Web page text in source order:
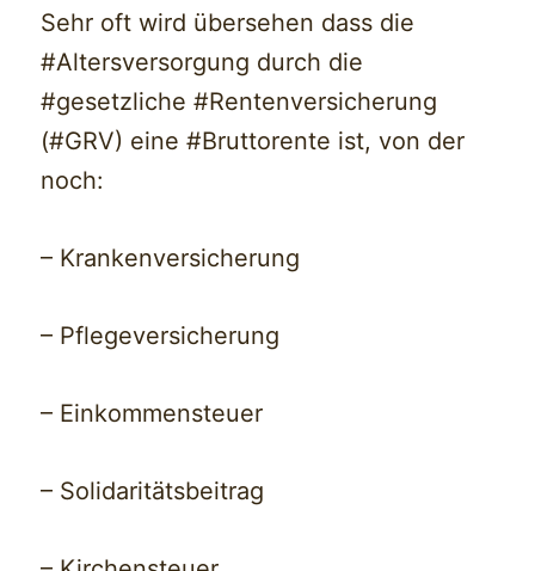
Sehr oft wird übersehen dass die
#Altersversorgung durch die
#gesetzliche #Rentenversicherung
(#GRV) eine #Bruttorente ist, von der
noch:
– Krankenversicherung
– Pflegeversicherung
– Einkommensteuer
– Solidaritätsbeitrag